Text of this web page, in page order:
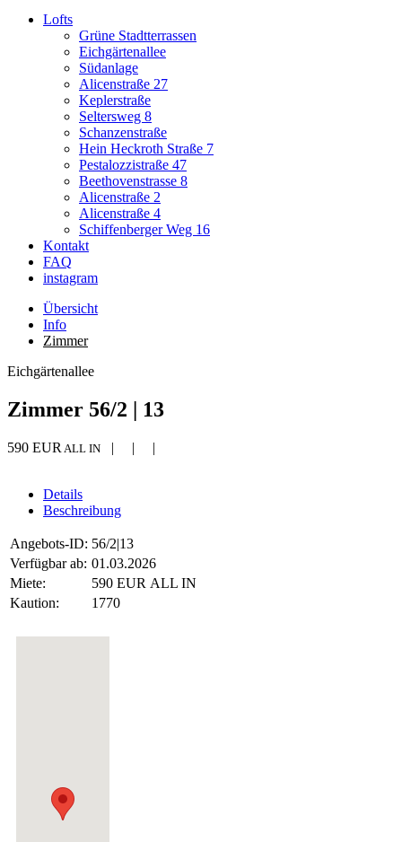
Lofts
Grüne Stadtterrassen
Eichgärtenallee
Südanlage
Alicenstraße 27
Keplerstraße
Seltersweg 8
Schanzenstraße
Hein Heckroth Straße 7
Pestalozzistraße 47
Beethovenstrasse 8
Alicenstraße 2
Alicenstraße 4
Schiffenberger Weg 16
Kontakt
FAQ
instagram
Übersicht
Info
Zimmer
Eichgärtenallee
Zimmer 56/2 | 13
590 EUR ALL IN | | |
Details
Beschreibung
Angebots-ID: 56/2|13
Verfügbar ab: 01.03.2026
Miete:
590 EUR ALL IN
Kaution:
1770